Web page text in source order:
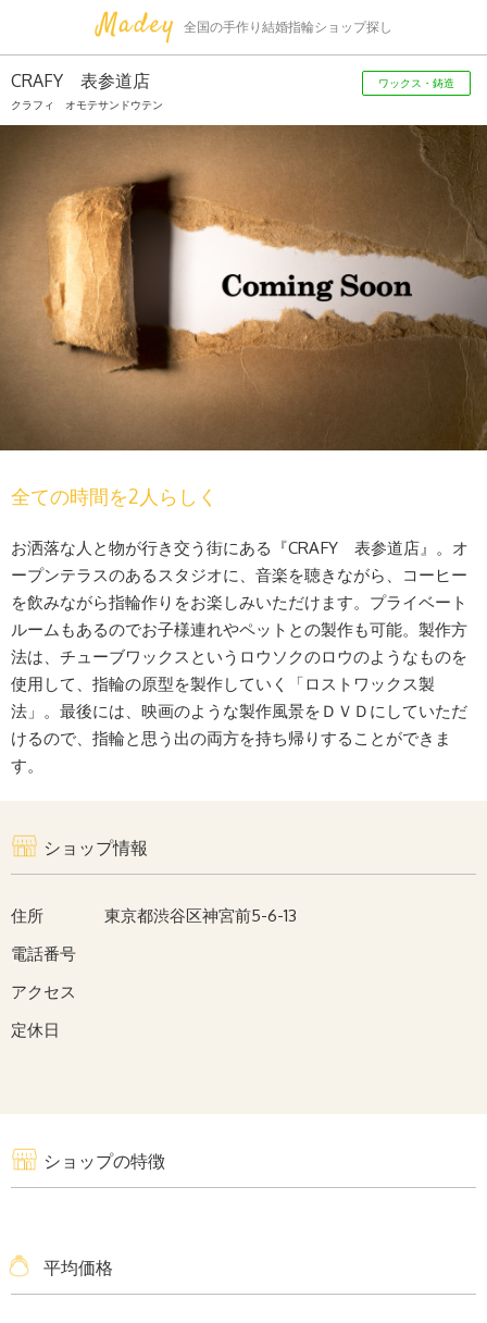
全国の手作り結婚指輪ショップ探し
CRAFY 表参道店
クラフィ オモテサンドウテン
ワックス・鋳造
全ての時間を2人らしく
お洒落な人と物が行き交う街にある『CRAFY 表参道店』。オ
ープンテラスのあるスタジオに、音楽を聴きながら、コーヒー
を飲みながら指輪作りをお楽しみいただけます。プライベート
ルームもあるのでお子様連れやペットとの製作も可能。製作方
法は、チューブワックスというロウソクのロウのようなものを
使用して、指輪の原型を製作していく「ロストワックス製
法」。最後には、映画のような製作風景をＤＶＤにしていただ
けるので、指輪と思う出の両方を持ち帰りすることができま
す。
ショップ情報
住所
東京都渋谷区神宮前5-6-13
電話番号
アクセス
定休日
ショップの特徴
平均価格